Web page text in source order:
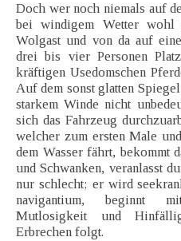
Doch wer noch niemals auf
bei windigem Wetter
Wolgast und von da auf
drei bis vier Personen
kräftigen Usedomschen
Auf dem sonst glatten
starkem Winde nicht
sich das Fahrzeug
welcher zum ersten Male
dem Wasser fährt, bekommt
und Schwanken, veranlasst
nur schlecht; er wird
navigantium, beginnt
Mutlosigkeit und
Erbrechen folgt.